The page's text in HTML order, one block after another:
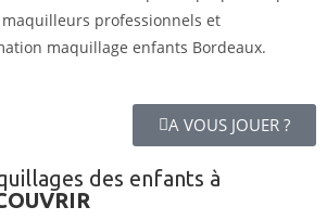
professionnels et
maquillage enfants Bordeaux.
A VOUS JOUER ?
des enfants à